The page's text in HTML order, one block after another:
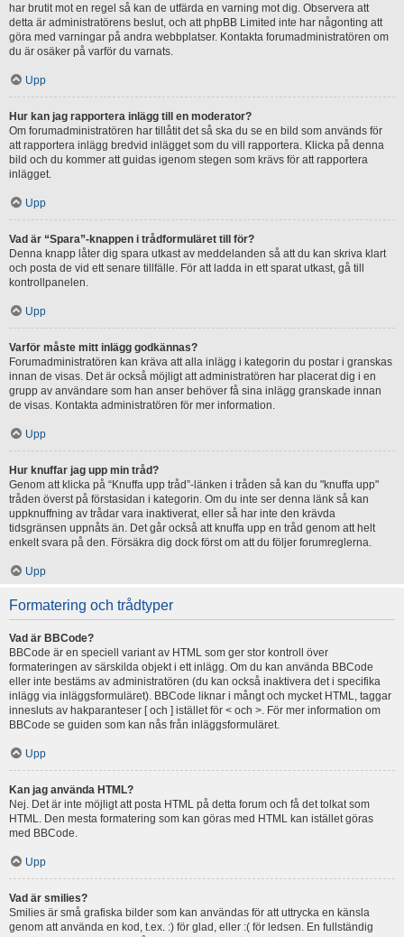
har brutit mot en regel så kan de utfärda en varning mot dig. Observera att
detta är administratörens beslut, och att phpBB Limited inte har någonting att
göra med varningar på andra webbplatser. Kontakta forumadministratören om
du är osäker på varför du varnats.
Upp
Hur kan jag rapportera inlägg till en moderator?
Om forumadministratören har tillåtit det så ska du se en bild som används för
att rapportera inlägg bredvid inlägget som du vill rapportera. Klicka på denna
bild och du kommer att guidas igenom stegen som krävs för att rapportera
inlägget.
Upp
Vad är “Spara”-knappen i trådformuläret till för?
Denna knapp låter dig spara utkast av meddelanden så att du kan skriva klart
och posta de vid ett senare tillfälle. För att ladda in ett sparat utkast, gå till
kontrollpanelen.
Upp
Varför måste mitt inlägg godkännas?
Forumadministratören kan kräva att alla inlägg i kategorin du postar i granskas
innan de visas. Det är också möjligt att administratören har placerat dig i en
grupp av användare som han anser behöver få sina inlägg granskade innan
de visas. Kontakta administratören för mer information.
Upp
Hur knuffar jag upp min tråd?
Genom att klicka på “Knuffa upp tråd”-länken i tråden så kan du "knuffa upp"
tråden överst på förstasidan i kategorin. Om du inte ser denna länk så kan
uppknuffning av trådar vara inaktiverat, eller så har inte den krävda
tidsgränsen uppnåts än. Det går också att knuffa upp en tråd genom att helt
enkelt svara på den. Försäkra dig dock först om att du följer forumreglerna.
Upp
Formatering och trådtyper
Vad är BBCode?
BBCode är en speciell variant av HTML som ger stor kontroll över
formateringen av särskilda objekt i ett inlägg. Om du kan använda BBCode
eller inte bestäms av administratören (du kan också inaktivera det i specifika
inlägg via inläggsformuläret). BBCode liknar i mångt och mycket HTML, taggar
innesluts av hakparanteser [ och ] istället för < och >. För mer information om
BBCode se guiden som kan nås från inläggsformuläret.
Upp
Kan jag använda HTML?
Nej. Det är inte möjligt att posta HTML på detta forum och få det tolkat som
HTML. Den mesta formatering som kan göras med HTML kan istället göras
med BBCode.
Upp
Vad är smilies?
Smilies är små grafiska bilder som kan användas för att uttrycka en känsla
genom att använda en kod, t.ex. :) för glad, eller :( för ledsen. En fullständig